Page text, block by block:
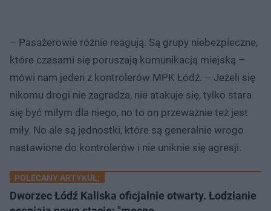
– Pasażerowie różnie reagują. Są grupy niebezpieczne,
które czasami się poruszają komunikacją miejską –
mówi nam jeden z kontrolerów MPK Łódź. – Jeżeli się
nikomu drogi nie zagradza, nie atakuje się, tylko stara
się być miłym dla niego, no to on przeważnie też jest
miły. No ale są jednostki, które są generalnie wrogo
nastawione do kontrolerów i nie uniknie się agresji.
POLECANY ARTYKUŁ:
Dworzec Łódź Kaliska oficjalnie otwarty. Łodzianie